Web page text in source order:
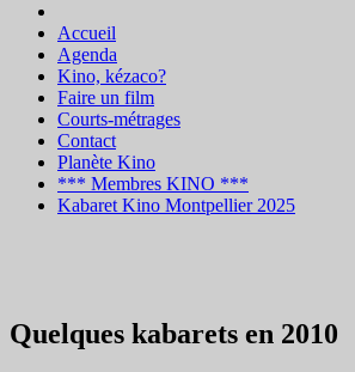
Accueil
Agenda
Kino, kézaco?
Faire un film
Courts-métrages
Contact
Planète Kino
*** Membres KINO ***
Kabaret Kino Montpellier 2025
Quelques kabarets en 2010